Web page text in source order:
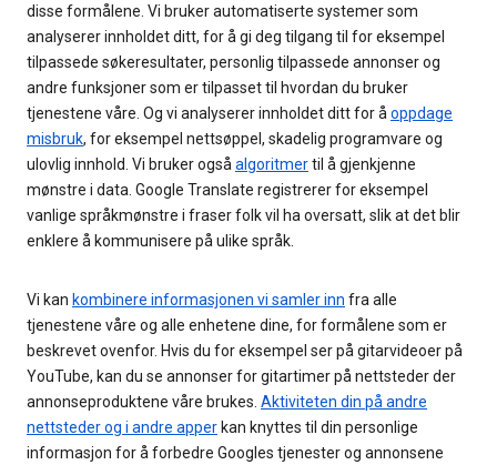
disse formålene. Vi bruker automatiserte systemer som
analyserer innholdet ditt, for å gi deg tilgang til for eksempel
tilpassede søkeresultater, personlig tilpassede annonser og
andre funksjoner som er tilpasset til hvordan du bruker
tjenestene våre. Og vi analyserer innholdet ditt for å oppdage
misbruk, for eksempel nettsøppel, skadelig programvare og
ulovlig innhold. Vi bruker også algoritmertil å gjenkjenne
mønstre i data. Google Translate registrerer for eksempel
vanlige språkmønstre i fraser folk vil ha oversatt, slik at det blir
enklere å kommunisere på ulike språk.
Vi kan kombinere informasjonen vi samler inn fra alle
tjenestene våre og alle enhetene dine, for formålene som er
beskrevet ovenfor. Hvis du for eksempel ser på gitarvideoer på
YouTube, kan du se annonser for gitartimer på nettsteder der
annonseproduktene våre brukes. Aktiviteten din på andre
nettsteder og i andre apper kan knyttes til din personlige
informasjon for å forbedre Googles tjenester og annonsene